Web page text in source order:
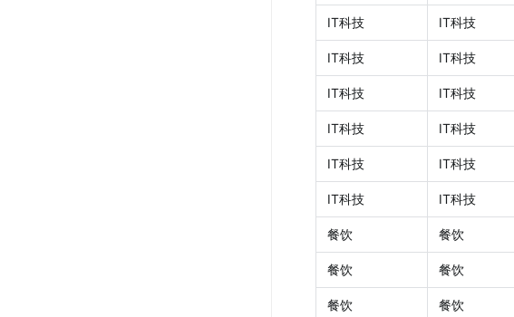
IT科技 IT科技
IT科技 IT科技
IT科技 IT科技
IT科技 IT科技
IT科技 IT科技
IT科技 IT科技
餐饮 餐饮
餐饮 餐饮
餐饮 餐饮